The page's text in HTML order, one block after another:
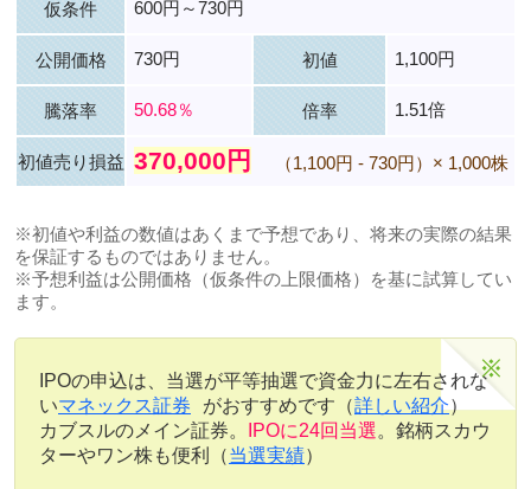
仮条件 600円～730円
公開価格 730円 初値 1,100円
騰落率 50.68％ 倍率 1.51倍
初値売り損益 370,000円 （1,100円 - 730円）× 1,000株
※初値や利益の数値はあくまで予想であり、将来の実際の結果
を保証するものではありません。
※予想利益は公開価格（仮条件の上限価格）を基に試算してい
ます。
IPOの申込は、当選が平等抽選で資金力に左右されな
いマネックス証券 がおすすめです（詳しい紹介）
カブスルのメイン証券。
IPOに24回当選。銘柄スカウ
ターやワン株も便利（当選実績）